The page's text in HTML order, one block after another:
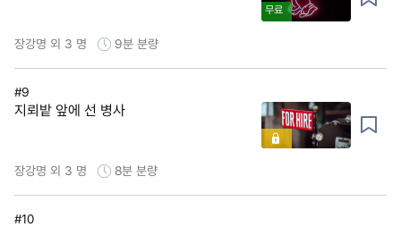
무료
장강명 외 3 명 9분 분량
#9
지뢰밭 앞에 선 병사
장강명 외 3 명 8분 분량
#10